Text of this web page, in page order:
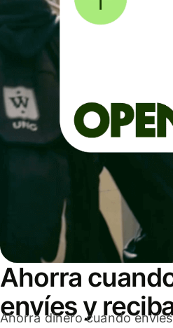
Ahorra
envíes y
Ahorra dinero cuando